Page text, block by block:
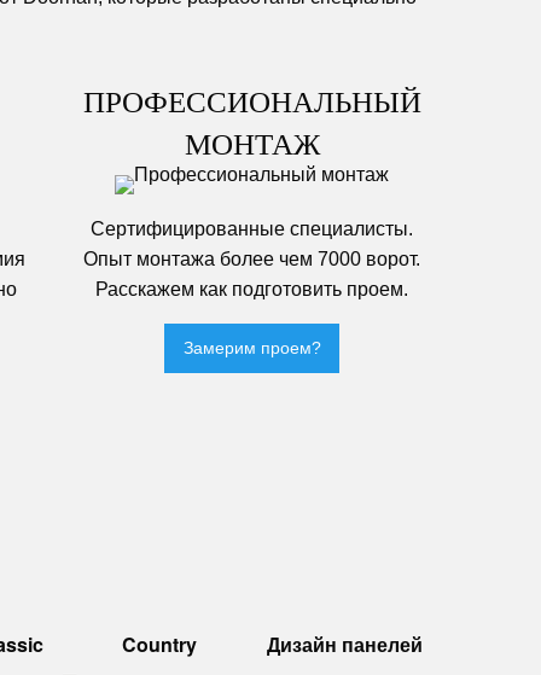
ПРОФЕССИОНАЛЬНЫЙ
МОНТАЖ
Сертифицированные специалисты.
Опыт монтажа более чем 7000 ворот.
Расскажем как подготовить проем.
Замерим проем?
Country Дизайн панелей